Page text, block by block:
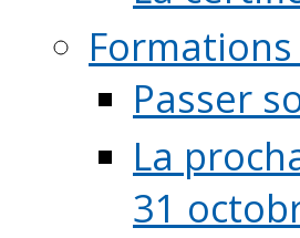
Formations
Passer
La
31